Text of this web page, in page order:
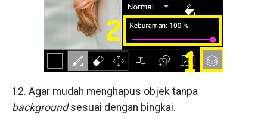
12. Agar mudah menghapus objek tanpa
backgroundsesuai dengan bingkai.